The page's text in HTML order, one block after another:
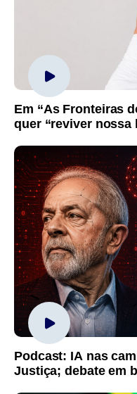
Em “As Fronteiras
quer “reviver nossa
Podcast: IA nas
Justiça; debate em